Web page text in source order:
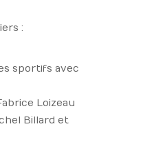
:
sportifs avec
Loizeau
Billard et